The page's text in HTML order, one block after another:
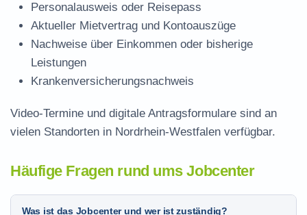
Personalausweis oder Reisepass
Aktueller Mietvertrag und Kontoauszüge
Nachweise über Einkommen oder bisherige
Leistungen
Krankenversicherungsnachweis
Video-Termine und digitale Antragsformulare sind an
vielen Standorten in Nordrhein-Westfalen verfügbar.
Häufige Fragen rund ums Jobcenter
Was ist das Jobcenter und wer ist zuständig?